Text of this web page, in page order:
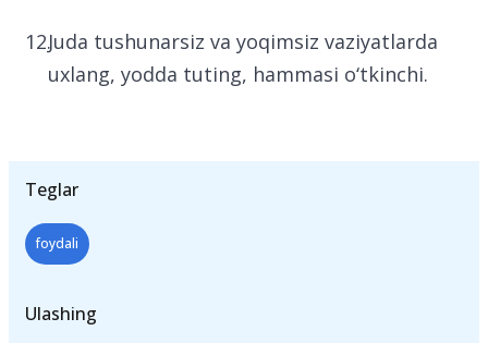
Juda tushunarsiz va yoqimsiz vaziyatlarda
uxlang, yodda tuting, hammasi o‘tkinchi.
Teglar
foydali
Ulashing